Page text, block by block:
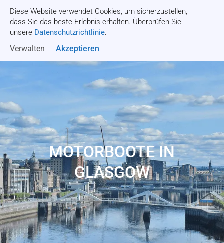
Diese Website verwendet Cookies, um sicherzustellen,
dass Sie das beste Erlebnis erhalten. Überprüfen Sie
unsere Datenschutzrichtlinie.
Verwalten Akzeptieren
Angebot einholen
MOTORBOOTE IN
GLASGOW